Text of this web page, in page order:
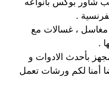
.
، غسالات مع
.
بأحدث الادوات و
أمنا لكم ورشات تعمل